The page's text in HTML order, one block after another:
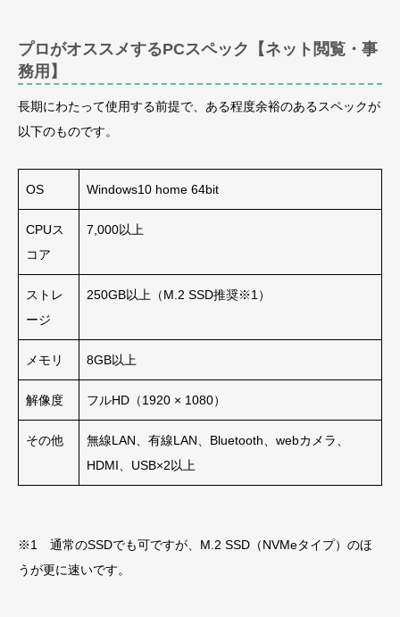
プロがオススメするPCスペック【ネット閲覧・事
務用】
長期にわたって使用する前提で、ある程度余裕のあるスペックが
以下のものです。
OS Windows10 home 64bit
CPUス
コア
7,000以上
ストレ
ージ
250GB以上（M.2 SSD推奨※1）
メモリ 8GB以上
解像度 フルHD（1920 × 1080）
その他
無線LAN、有線LAN、Bluetooth、webカメラ、
HDMI、USB×2以上
※1 通常のSSDでも可ですが、M.2 SSD（NVMeタイプ）のほ
うが更に速いです。